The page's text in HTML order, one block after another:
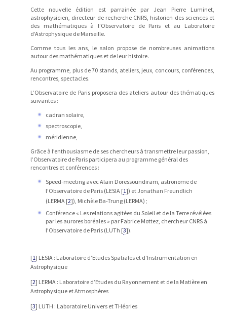
Cette nouvelle édition est parrainée par Jean Pierre Luminet,
astrophysicien, directeur de recherche CNRS, historien des sciences et
des mathématiques à l’Observatoire de Paris et au Laboratoire
d’Astrophysique de Marseille.
Comme tous les ans, le salon propose de nombreuses animations
autour des mathématiques et de leur histoire.
Au programme, plus de 70 stands, ateliers, jeux, concours, conférences,
rencontres, spectacles.
L’Observatoire de Paris proposera des ateliers autour des thématiques
suivantes :
cadran solaire,
spectroscopie,
méridienne,
Grâce à l’enthousiasme de ses chercheurs à transmettre leur passion,
l’Observatoire de Paris participera au programme général des
rencontres et conférences :
Speed-meeting avec Alain Doressoundiram, astronome de
l’Observatoire de Paris (LESIA [1]) et Jonathan Freundlich
(LERMA [2]), Michèle Ba-Trung (LERMA) ;
Conférence « Les relations agitées du Soleil et de la Terre révélées
par les aurores boréales » par Fabrice Mottez, chercheur CNRS à
l’Observatoire de Paris (LUTh [3]).
[1] LESIA : Laboratoire d’Etudes Spatiales et d’Instrumentation en
Astrophysique
[2] LERMA : Laboratoire d’Etudes du Rayonnement et de la Matière en
Astrophysique et Atmosphères
[3] LUTH : Laboratoire Univers et THéories